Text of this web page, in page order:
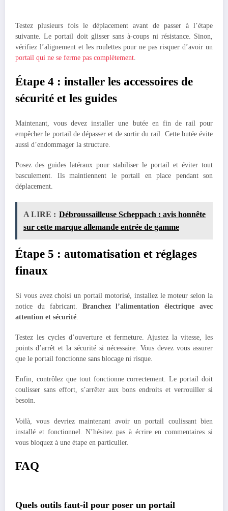
Testez plusieurs fois le déplacement avant de passer à l’étape
suivante. Le portail doit glisser sans à-coups ni résistance. Sinon,
vérifiez l’alignement et les roulettes pour ne pas risquer d’avoir un
portail qui ne se ferme pas complètement.
Étape 4 : installer les accessoires de
sécurité et les guides
Maintenant, vous devez installer une butée en fin de rail pour
empêcher le portail de dépasser et de sortir du rail. Cette butée évite
aussi d’endommager la structure.
Posez des guides latéraux pour stabiliser le portail et éviter tout
basculement. Ils maintiennent le portail en place pendant son
déplacement.
A LIRE : Débroussailleuse Scheppach : avis honnête
sur cette marque allemande entrée de gamme
Étape 5 : automatisation et réglages
finaux
Si vous avez choisi un portail motorisé, installez le moteur selon la
notice du fabricant. Branchez l’alimentation électrique avec
attention et sécurité.
Testez les cycles d’ouverture et fermeture. Ajustez la vitesse, les
points d’arrêt et la sécurité si nécessaire. Vous devez vous assurer
que le portail fonctionne sans blocage ni risque.
Enfin, contrôlez que tout fonctionne correctement. Le portail doit
coulisser sans effort, s’arrêter aux bons endroits et verrouiller si
besoin.
Voilà, vous devriez maintenant avoir un portail coulissant bien
installé et fonctionnel. N’hésitez pas à écrire en commentaires si
vous bloquez à une étape en particulier.
FAQ
Quels outils faut-il pour poser un portail